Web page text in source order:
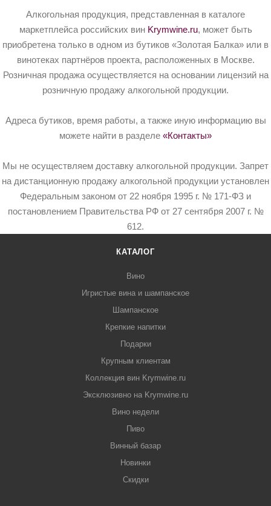
Алкогольная продукция, представленная в каталоге
маркетплейса российских вин Krymwine.ru, может быть
приобретена только в одном из бутиков «Золотая Балка» или в
винотеках партнёров проекта, расположенных в Москве.
Розничная продажа осуществляется на основании лицензий на
розничную продажу алкогольной продукции.
Адреса бутиков, время работы, а также иную информацию вы
можете найти в разделе «Контакты»
Мы не осуществляем доставку алкогольной продукции. Запрет
на дистанционную продажу алкогольной продукции установлен
Федеральным законом от 22 ноября 1995 г. № 171-ФЗ и
постановлением Правительства РФ от 27 сентября 2007 г. №
612.
КАТАЛОГ
Вино
Игристые вина и шампанское
Шампанское
Крепкие напитки
Подарки
Крупным клиентам
Коллекция вин Krymwine.ru
Эксклюзивно на Krymwine.ru
Вино недели
Пиво
Винный базар
Новинки
Скидки